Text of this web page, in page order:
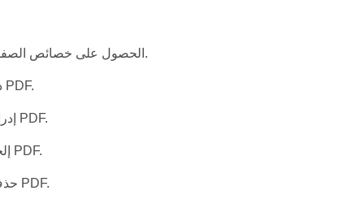
الحصول على خصائص الصفحة وتعيينها.
دمج ملفات PDF.
إدراج صفحات PDF.
إلحاق ملفات PDF.
حذف صفحات PDF.